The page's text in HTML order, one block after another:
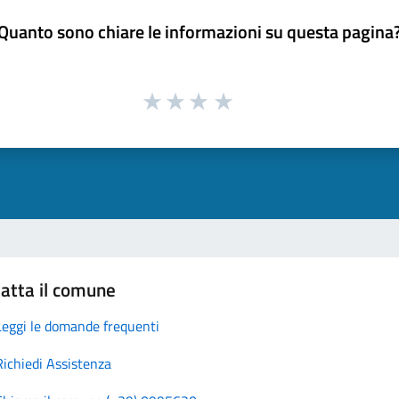
sono chiare le informazioni su questa
il comune
le domande frequenti
Assistenza